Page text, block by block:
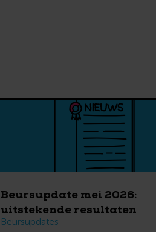
Beursupdate mei 2026:
uitstekende resultaten
Beursupdates